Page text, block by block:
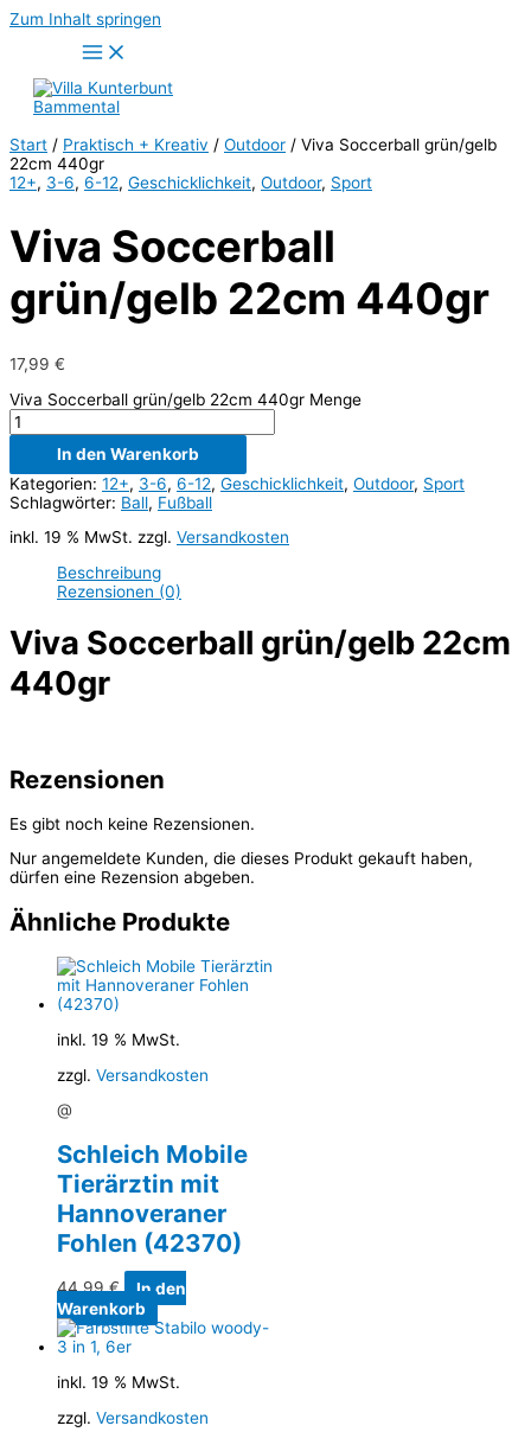
Zum Inhalt springen
Start / Praktisch + Kreativ / Outdoor / Viva Soccerball grün/gelb
22cm 440gr
12+, 3-6, 6-12, Geschicklichkeit, Outdoor, Sport
Viva Soccerball
grün/gelb 22cm 440gr
17,99 €
Viva Soccerball grün/gelb 22cm 440gr Menge
In den Warenkorb
Kategorien: 12+, 3-6, 6-12, Geschicklichkeit, Outdoor, Sport
Schlagwörter: Ball, Fußball
inkl. 19 % MwSt. zzgl. Versandkosten
Beschreibung
Rezensionen (0)
Viva Soccerball grün/gelb 22cm
440gr
Rezensionen
Es gibt noch keine Rezensionen.
Nur angemeldete Kunden, die dieses Produkt gekauft haben,
dürfen eine Rezension abgeben.
Ähnliche Produkte
inkl. 19 % MwSt.
zzgl. Versandkosten
@
Schleich Mobile
Tierärztin mit
Hannoveraner
Fohlen (42370)
44,99€
In den
Warenkorb
inkl. 19 % MwSt.
zzgl. Versandkosten